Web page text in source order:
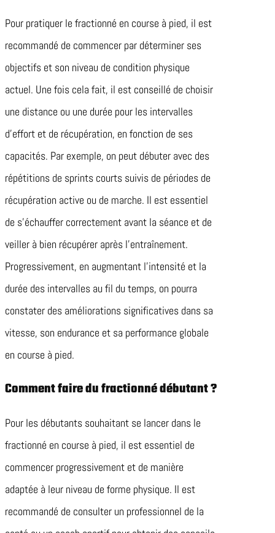
Pour pratiquer le fractionné en course à pied, il est
recommandé de commencer par déterminer ses
objectifs et son niveau de condition physique
actuel. Une fois cela fait, il est conseillé de choisir
une distance ou une durée pour les intervalles
d’effort et de récupération, en fonction de ses
capacités. Par exemple, on peut débuter avec des
répétitions de sprints courts suivis de périodes de
récupération active ou de marche. Il est essentiel
de s’échauffer correctement avant la séance et de
veiller à bien récupérer après l’entraînement.
Progressivement, en augmentant l’intensité et la
durée des intervalles au fil du temps, on pourra
constater des améliorations significatives dans sa
vitesse, son endurance et sa performance globale
en course à pied.
Comment faire du fractionné débutant ?
Pour les débutants souhaitant se lancer dans le
fractionné en course à pied, il est essentiel de
commencer progressivement et de manière
adaptée à leur niveau de forme physique. Il est
recommandé de consulter un professionnel de la